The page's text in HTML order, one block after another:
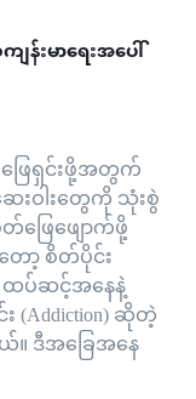
န်းမာရေးအပေါ်
ေရှင်းဖို့အတွက်
ဝါးတွေကို သုံးစွဲ
ြေဖျောက်ဖို့
ော့ စိတ်ပိုင်း
ပ်ဆင့်အနေနဲ့
(Addiction) ဆိုတဲ့
ဒီအခြေအနေ